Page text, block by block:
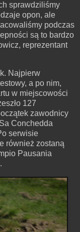
sprawdziliśmy
opon, ale
podczas
są to bardzo
reprezentant
Najpierw
a po nim,
w miejscowości
127
zawodnicy
Conchedda
serwisie
również zostaną
Pausania